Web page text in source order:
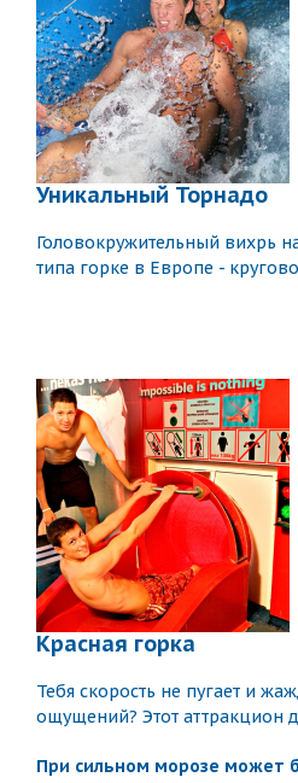
Уникальный Торнадо
Головокружительный вихрь
типа горке в Европе -
Красная горка
Тебя скорость не пугает и
ощущений? Этот аттракцион
При сильном морозе может